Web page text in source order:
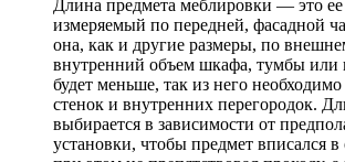
Длина предмета меблировки — это ее
измеряемый по передней, фасадной
она, как и другие размеры, по
внутренний объем шкафа, тумбы или
будет меньше, так из него
стенок и внутренних перегородок.
выбирается в зависимости от
установки, чтобы предмет вписался в